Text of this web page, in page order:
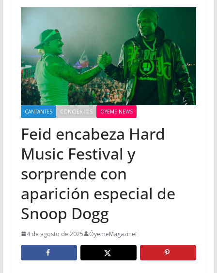
CANTANTES CONCIERTOS OYEME NEWS
Feid encabeza Hard
Music Festival y
sorprende con
aparición especial de
Snoop Dogg
4 de agosto de 2025 ÓyemeMagazine!